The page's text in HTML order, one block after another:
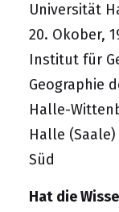
Universität
20. Okober,
Institut für
Geographie
Halle-
Halle
Süd
Hat die